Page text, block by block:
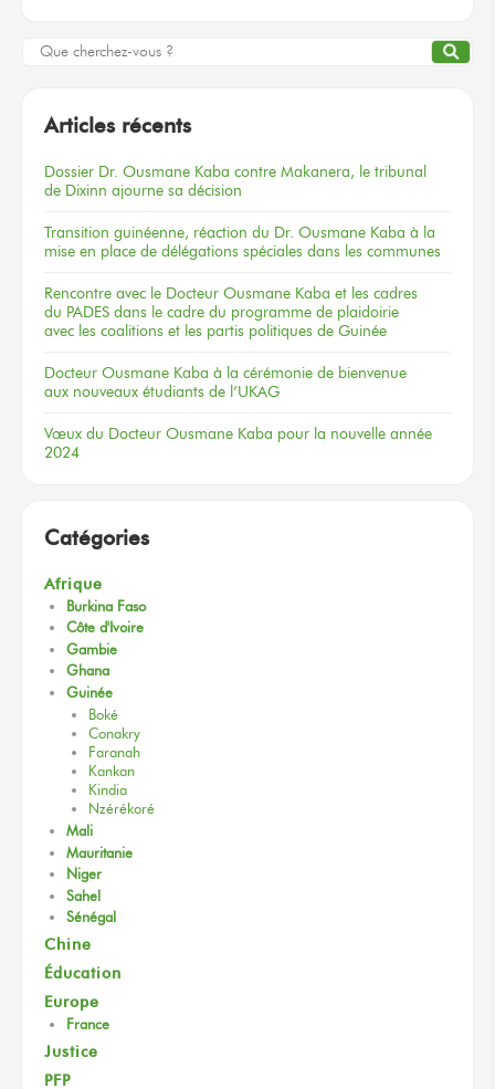
Articles récents
Dossier Dr. Ousmane Kaba contre Makanera, le tribunal
de Dixinn ajourne sa décision
Transition guinéenne, réaction du Dr. Ousmane Kaba à la
mise en place de délégations spéciales dans les communes
Rencontre avec le Docteur Ousmane Kaba et les cadres
du PADES dans le cadre du programme de plaidoirie
avec les coalitions et les partis politiques de Guinée
Docteur Ousmane Kaba à la cérémonie de bienvenue
aux nouveaux étudiants de l’UKAG
Vœux du Docteur Ousmane Kaba pour la nouvelle année
2024
Catégories
Afrique
Burkina Faso
Côte d'Ivoire
Gambie
Ghana
Guinée
Boké
Conakry
Faranah
Kankan
Kindia
Nzérékoré
Mali
Mauritanie
Niger
Sahel
Sénégal
Chine
Éducation
Europe
France
Justice
PFP